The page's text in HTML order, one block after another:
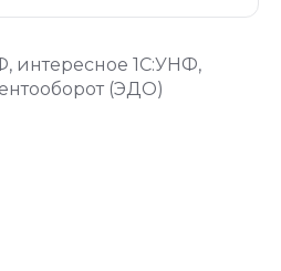
, интересное 1С:УНФ,
(ЭДО)